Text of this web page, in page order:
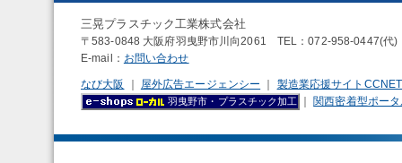
三晃プラスチック工業株式会社
〒583-0848 大阪府羽曳野市川向2061 TEL：072-958-0447(
E-mail： お問い合わせ
なび大阪 屋外広告エージェンシー 製造業応援サイトCCNET
羽曳野市・プラスチック加工 関西密着型ポー